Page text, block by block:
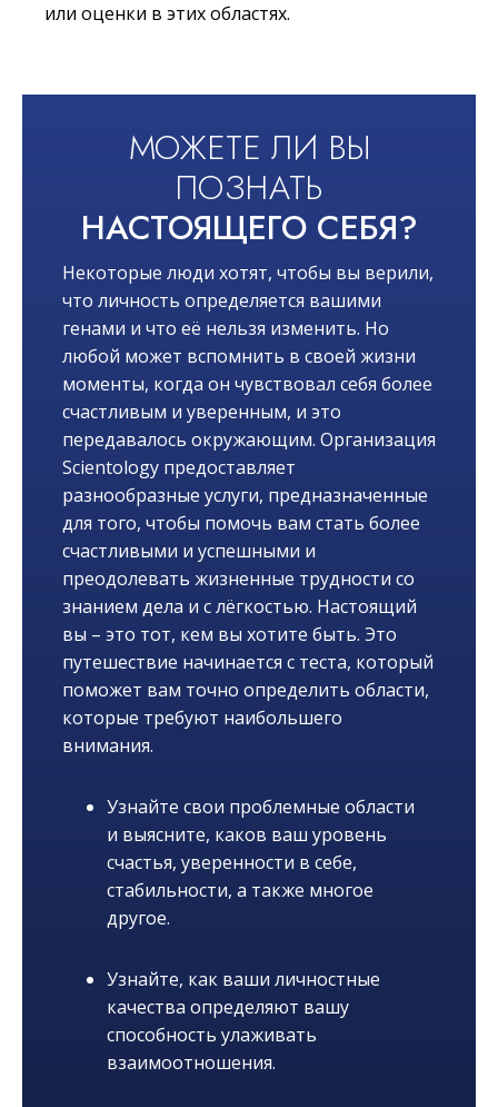
или оценки в этих областях.
МОЖЕТЕ ЛИ ВЫ
ПОЗНАТЬ
НАСТОЯЩЕГО СЕБЯ?
Некоторые люди хотят, чтобы вы верили,
что личность определяется вашими
генами и что её нельзя изменить. Но
любой может вспомнить в своей жизни
моменты, когда он чувствовал себя более
счастливым и уверенным, и это
передавалось окружающим. Организация
Scientology предоставляет
разнообразные услуги, предназначенные
для того, чтобы помочь вам стать более
счастливыми и успешными и
преодолевать жизненные трудности со
знанием дела и с лёгкостью. Настоящий
вы – это тот, кем вы хотите быть. Это
путешествие начинается с теста, который
поможет вам точно определить области,
которые требуют наибольшего
внимания.
Узнайте свои проблемные области
и выясните, каков ваш уровень
счастья, уверенности в себе,
стабильности, а также многое
другое.
Узнайте, как ваши личностные
качества определяют вашу
способность улаживать
взаимоотношения.